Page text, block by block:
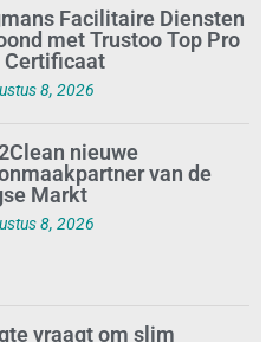
Facilitaire Diensten
met Trustoo Top Pro
Certificaat
8, 2026
nieuwe
van de
Markt
8, 2026
vraagt om slim